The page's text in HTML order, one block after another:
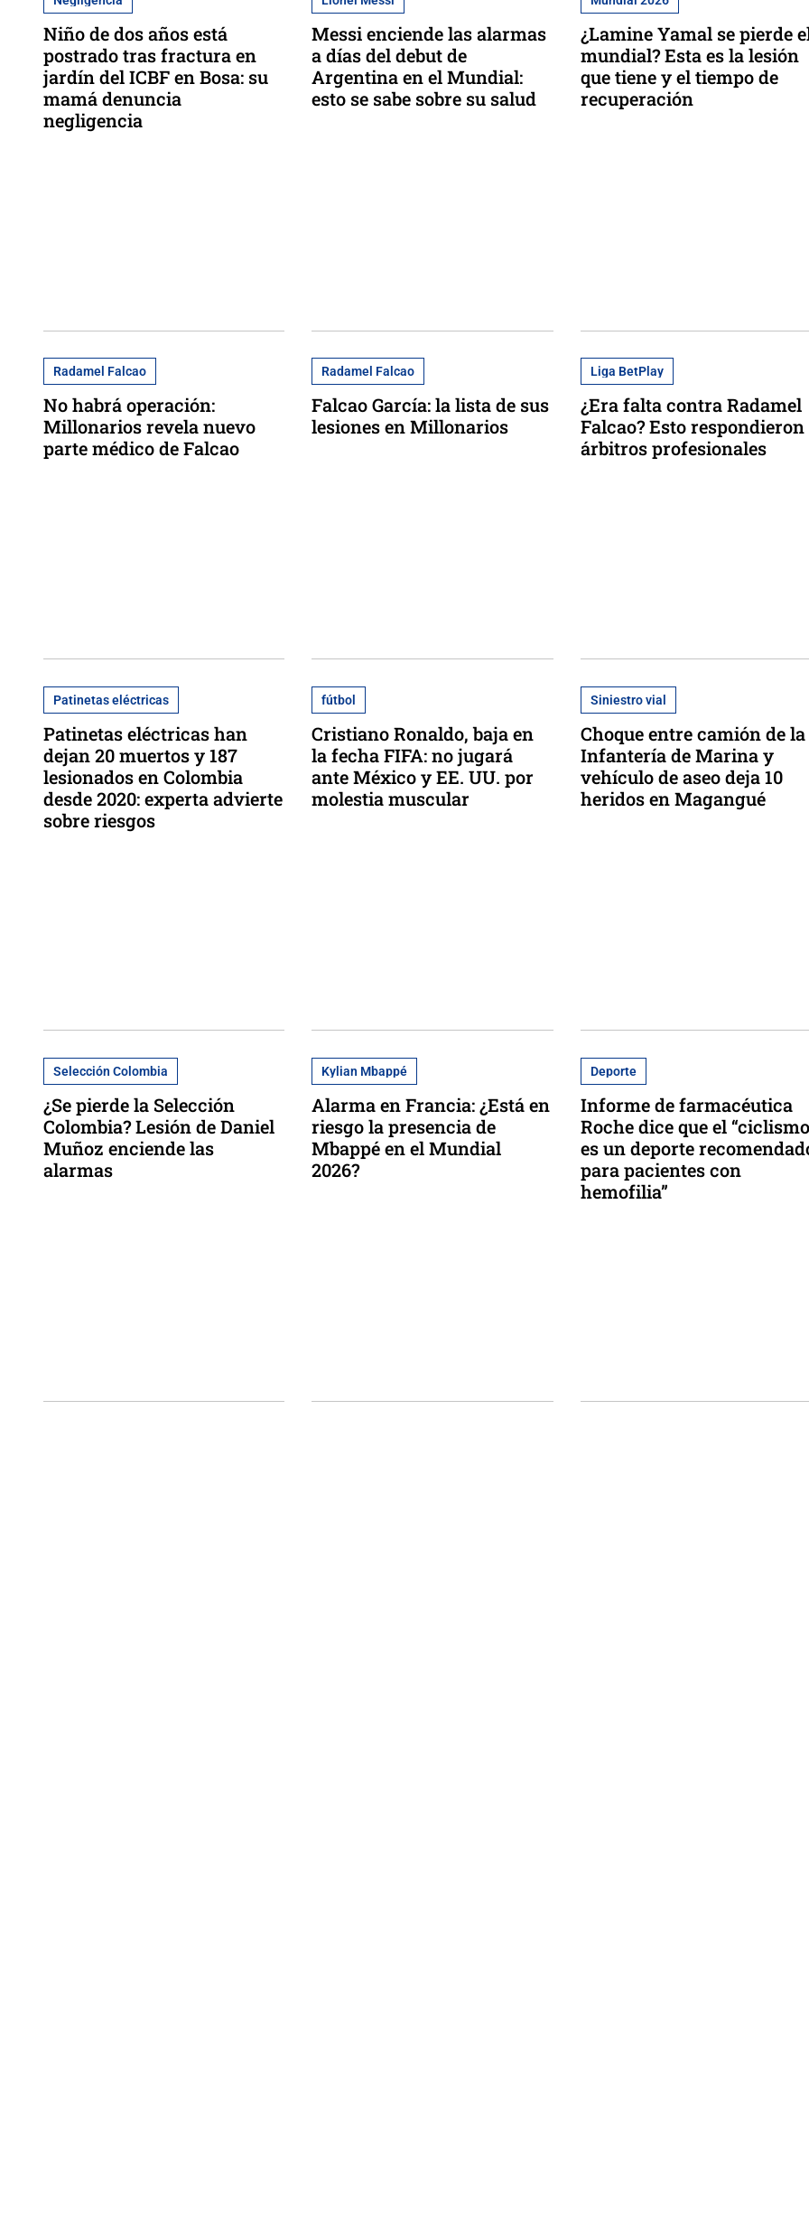
Niño de dos años está
postrado tras fractura en
jardín del ICBF en Bosa: su
mamá denuncia
negligencia
Messi enciende las alarmas
a días del debut de
Argentina en el Mundial:
esto se sabe sobre su salud
¿Lamine Yamal se pierde
mundial? Esta es la lesión
que tiene y el tiempo de
recuperación
Radamel Falcao
No habrá operación:
Millonarios revela nuevo
parte médico de Falcao
Radamel Falcao
Falcao García: la lista de sus
lesiones en Millonarios
Liga BetPlay
¿Era falta contra Radamel
Falcao? Esto respondieron
árbitros profesionales
Patinetas eléctricas
Patinetas eléctricas han
dejan 20 muertos y 187
lesionados en Colombia
desde 2020: experta advierte
sobre riesgos
fútbol
Cristiano Ronaldo, baja en
la fecha FIFA: no jugará
ante México y EE. UU. por
molestia muscular
Siniestro vial
Choque entre camión de la
Infantería de Marina y
vehículo de aseo deja 10
heridos en Magangué
Selección Colombia
¿Se pierde la Selección
Colombia? Lesión de Daniel
Muñoz enciende las
alarmas
Kylian Mbappé
Alarma en Francia: ¿Está en
riesgo la presencia de
Mbappé en el Mundial
2026?
Deporte
Informe de farmacéutica
Roche dice que el “ciclismo
es un deporte
para pacientes con
hemofilia”